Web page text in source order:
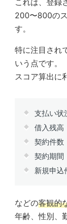
200〜800の
す。
特に注目され
いう点です。
スコア算出に
支払い状
借入残高
契約件数
契約期間
新規申込
などの客観的
年齢、性別、